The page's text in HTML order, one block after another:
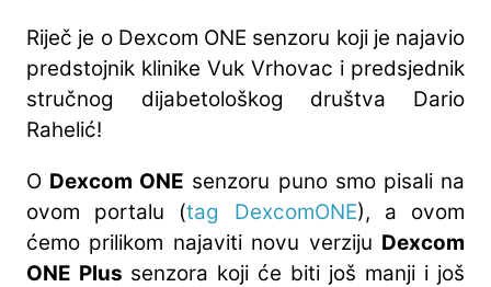
Riječ je o Dexcom ONE senzoru koji je najavio
predstojnik klinike Vuk Vrhovac i predsjednik
stručnog dijabetološkog društva Dario
Rahelić!
O Dexcom ONE senzoru puno smo pisali na
ovom portalu (tag DexcomONE), a ovom
ćemo prilikom najaviti novu verziju Dexcom
ONE Plus senzora koji će biti još manji i još